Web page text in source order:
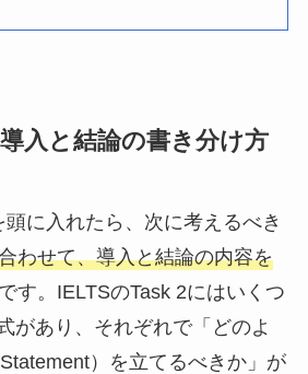
入と結論の書き分け方
に入れたら、次に考えるべき
わせて、導入と結論の内容を
す。IELTSのTask 2にはいくつ
があり、それぞれで「どのよ
）を立てるべきか」が